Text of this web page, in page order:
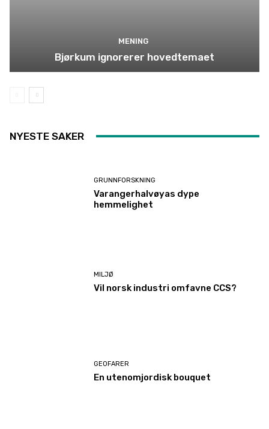
MENING
Bjørkum ignorerer hovedtemaet
NYESTE SAKER
GRUNNFORSKNING
Varangerhalvøyas dype
hemmelighet
MILJØ
Vil norsk industri omfavne CCS?
GEOFARER
En utenomjordisk bouquet